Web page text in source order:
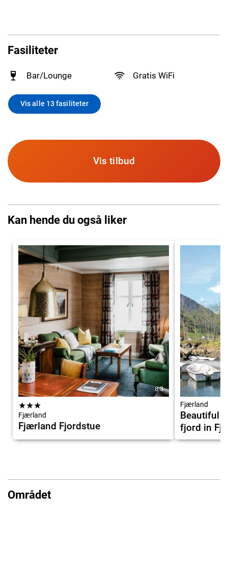
Fasiliteter
Bar/Lounge Gratis WiFi
Vis alle 13 fasiliteter
Vis tilbud
Kan hende du også liker
8.3
★★★
Fjærland
Fjærland Fjordstue
Fjærland
Beautiful
fjord in
Området